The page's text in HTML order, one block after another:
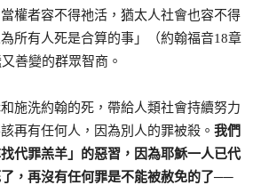
權者容不得祂活，猶太人社會也容不得
所有人死是合算的事」（約翰福音18章
善變的群眾智商。
施洗約翰的死，帶給人類社會持續努力
再有任何人，因為別人的罪被殺。 我們
代罪羔羊」的惡習，因為耶穌一人已代
，再沒有任何罪是不能被赦免的了──